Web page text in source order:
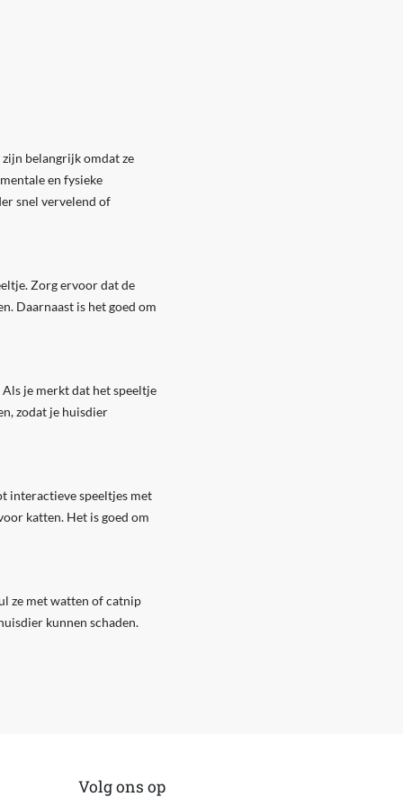
belangrijk omdat ze
en fysieke
snel vervelend of
Zorg ervoor dat de
Daarnaast is het goed om
je merkt dat het speeltje
zodat je huisdier
interactieve speeltjes met
katten. Het is goed om
ze met watten of catnip
kunnen schaden.
Volg ons op